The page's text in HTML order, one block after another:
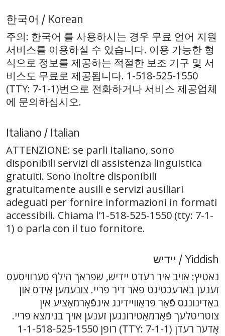
한국어 / Korean
주의: 한국어 를 사용하시는 경우 무료 언어 지원
서비스를 이용하실 수 있습니다. 이용 가능한 형
식으로 정보를 제공하는 적절한 보조 기구 및 서
비스도 무료로 제공됩니다. 1-518-525-1550
(TTY: 7-1-1)번으로 전화하거나 서비스 제공업체
에 문의하십시오.
Italiano / Italian
ATTENZIONE: se parli Italiano, sono
disponibili servizi di assistenza linguistica
gratuiti. Sono inoltre disponibili
gratuitamente ausili e servizi ausiliari
adeguati per fornire informazioni in formati
accessibili. Chiama l'1-518-525-1550 (tty: 7-1-
1) o parla con il tuo fornitore.
יידיש / Yiddish
נאטיץ: אויב איר רעדט יידיש, שפראך הילף סערוויסעס
זענען בארעכטיגט פאר דיר פריי. צונעמען אַידס און
באַדינונגס פֿאַר פּראַוויידינג אינפֿאָרמאַציע אין
צוטריטלעך פֿאָרמאַטירונגען זענען אויך בנימצא פריי.
רופן 1-1-518-525-1550 (TTY: 7-1-1) אָדער רעדן